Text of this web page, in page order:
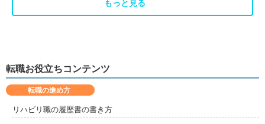
もっと見る
転職お役立ちコンテンツ
転職の進め方
リハビリ職の履歴書の書き方